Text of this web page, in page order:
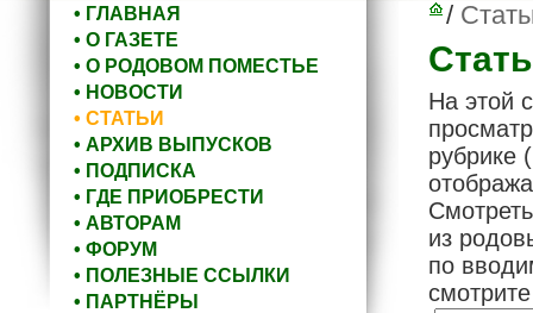
• ГЛАВНАЯ
• О ГАЗЕТЕ
• О РОДОВОМ ПОМЕСТЬЕ
• НОВОСТИ
• СТАТЬИ
• АРХИВ ВЫПУСКОВ
• ПОДПИСКА
• ГДЕ ПРИОБРЕСТИ
• АВТОРАМ
• ФОРУМ
• ПОЛЕЗНЫЕ ССЫЛКИ
• ПАРТНЁРЫ
/
На этой
рубрике
из
по